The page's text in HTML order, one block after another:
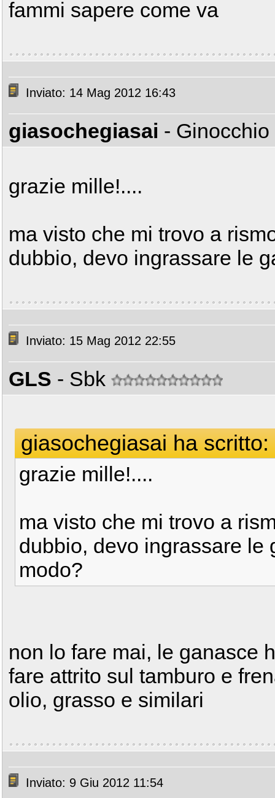
fammi sapere come va
Inviato: 14 Mag 2012 16:43
giasochegiasai -
grazie mille!....
ma visto che mi trovo a
dubbio, devo ingrassare le
Inviato: 15 Mag 2012 22:55
GLS - Sbk
giasochegiasai ha scritto:
grazie mille!....
ma visto che mi trovo a
dubbio, devo ingrassare le
modo?
non lo fare mai, le ganasce
fare attrito sul tamburo e
olio, grasso e similari
Inviato: 9 Giu 2012 11:54